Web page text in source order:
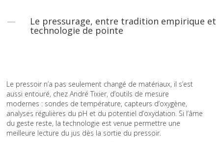
Le pressurage, entre tradition empirique et
technologie de pointe
Le pressoir n’a pas seulement changé de matériaux, il s’est
aussi entouré, chez André Tixier, d’outils de mesure
modernes : sondes de température, capteurs d’oxygène,
analyses régulières du pH et du potentiel d’oxydation. Si l’âme
du geste reste, la technologie est venue permettre une
meilleure lecture du jus dès la sortie du pressoir.